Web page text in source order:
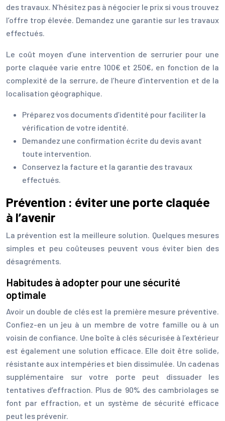
des travaux. N’hésitez pas à négocier le prix si vous trouvez
l’offre trop élevée. Demandez une garantie sur les travaux
effectués.
Le coût moyen d’une intervention de serrurier pour une
porte claquée varie entre 100€ et 250€, en fonction de la
complexité de la serrure, de l’heure d’intervention et de la
localisation géographique.
Préparez vos documents d’identité pour faciliter la
vérification de votre identité.
Demandez une confirmation écrite du devis avant
toute intervention.
Conservez la facture et la garantie des travaux
effectués.
Prévention : éviter une porte claquée
à l’avenir
La prévention est la meilleure solution. Quelques mesures
simples et peu coûteuses peuvent vous éviter bien des
désagréments.
Habitudes à adopter pour une sécurité
optimale
Avoir un double de clés est la première mesure préventive.
Confiez-en un jeu à un membre de votre famille ou à un
voisin de confiance. Une boîte à clés sécurisée à l’extérieur
est également une solution efficace. Elle doit être solide,
résistante aux intempéries et bien dissimulée. Un cadenas
supplémentaire sur votre porte peut dissuader les
tentatives d’effraction. Plus de 90% des cambriolages se
font par effraction, et un système de sécurité efficace
peut les prévenir.